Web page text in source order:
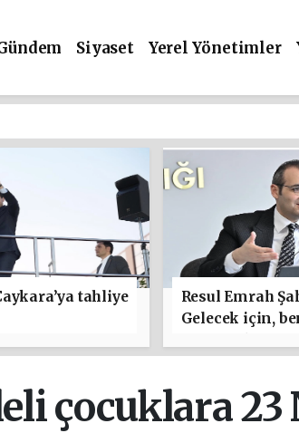
Siyaset Yerel Yönetimler
tahliye
Resul Emrah
Gelecek için,
çocuklara 23